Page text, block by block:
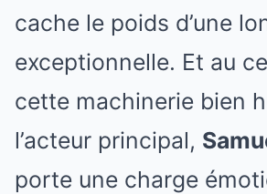
cache le poids d’une
exceptionnelle. Et au
cette machinerie bien
l’acteur principal,
porte une charge